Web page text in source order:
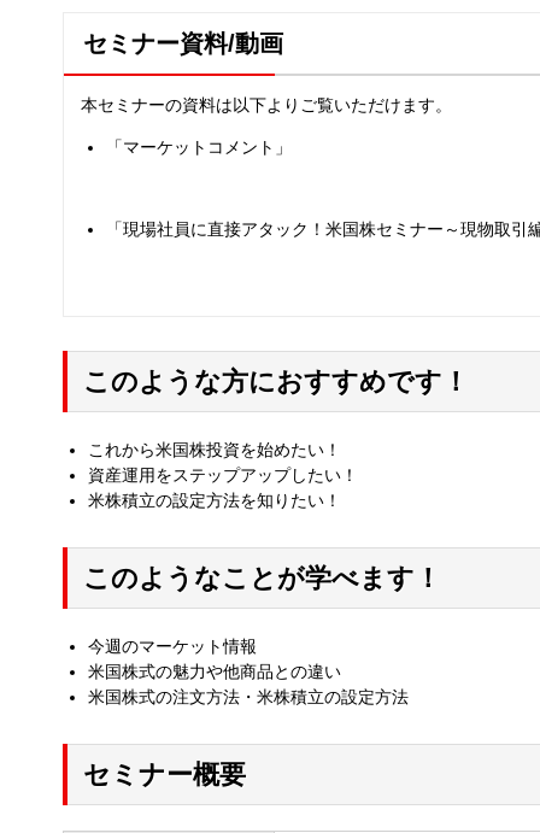
セミナー資料/動画
本セミナーの資料は以下よりご覧いただけます。
「マーケットコメント」
「現場社員に直接アタック！米国株セミナー～現物取引
このような方におすすめです！
これから米国株投資を始めたい！
資産運用をステップアップしたい！
米株積立の設定方法を知りたい！
このようなことが学べます！
今週のマーケット情報
米国株式の魅力や他商品との違い
米国株式の注文方法・米株積立の設定方法
セミナー概要